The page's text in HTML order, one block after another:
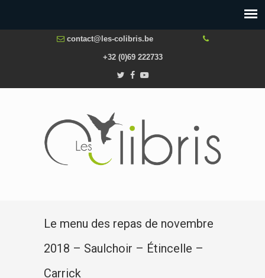
contact@les-colibris.be
+32 (0)69 222733
Le menu des repas de novembre
2018 – Saulchoir – Étincelle –
Carrick